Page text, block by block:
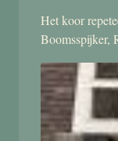
Het koor
Boomsspijker,